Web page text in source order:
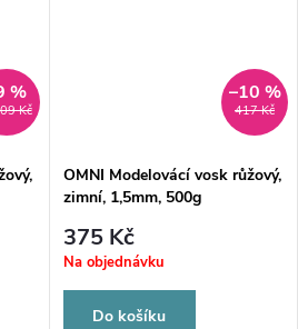
Kč
%
417 Kč
–10 %
OMNI Modelovácí vosk růžový,
zimní, 1,5mm, 500g
375 Kč
Na objednávku
Do košíku